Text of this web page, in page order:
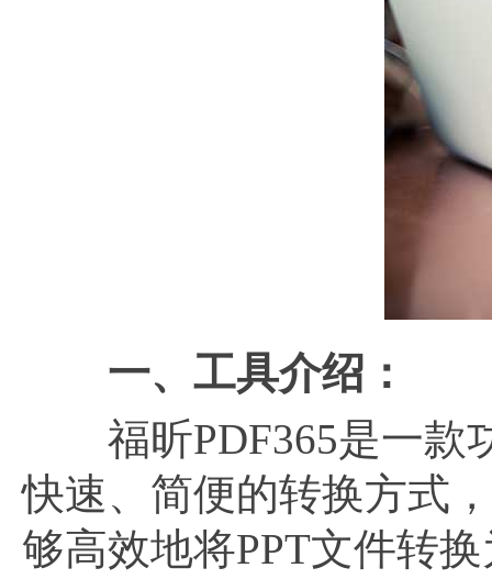
一、工具介绍：
福昕PDF365是一款功
快速、简便的转换方式
够高效地将PPT文件转